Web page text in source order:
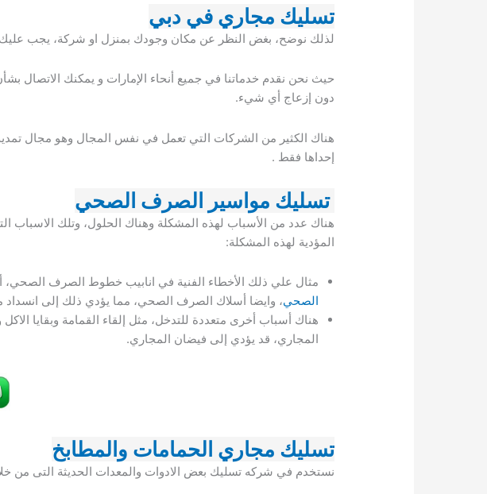
تسليك مجاري في دبي
لذلك نوضح، بغض النظر عن مكان وجودك بمنزل او شركة، يجب
حيث نحن نقدم خدماتنا في جميع أنحاء الإمارات و يمكنك الاتصال
دون إزعاج أي شيء.
هناك الكثير من الشركات التي تعمل في نفس المجال وهو مجال
إحداها فقط .
تسليك مواسير الصرف الصحي
هناك عدد من الأسباب لهذه المشكلة وهناك الحلول، وتلك
المؤدية لهذه المشكلة:
مثال علي ذلك الأخطاء الفنية في انابيب خطوط الصرف الصحي،
الصحي، وايضا أسلاك الصرف الصحي، مما يؤدي ذلك إلى
هناك أسباب أخرى متعددة للتدخل، مثل إلقاء القمامة وبقايا
المجاري، قد يؤدي إلى فيضان المجاري.
تسليك مجاري الحمامات والمطابخ
نستخدم في شركه تسليك بعض الادوات والمعدات الحديثة التى من